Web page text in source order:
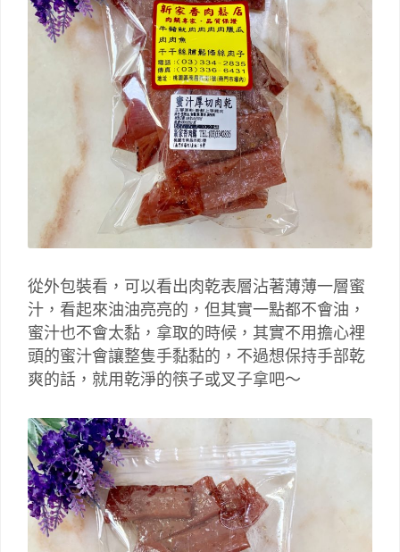
從外包裝看，可以看出肉乾表層沾著薄薄一層蜜
汁，看起來油油亮亮的，但其實一點都不會油，
蜜汁也不會太黏，拿取的時候，其實不用擔心裡
頭的蜜汁會讓整隻手黏黏的，不過想保持手部乾
爽的話，就用乾淨的筷子或叉子拿吧～